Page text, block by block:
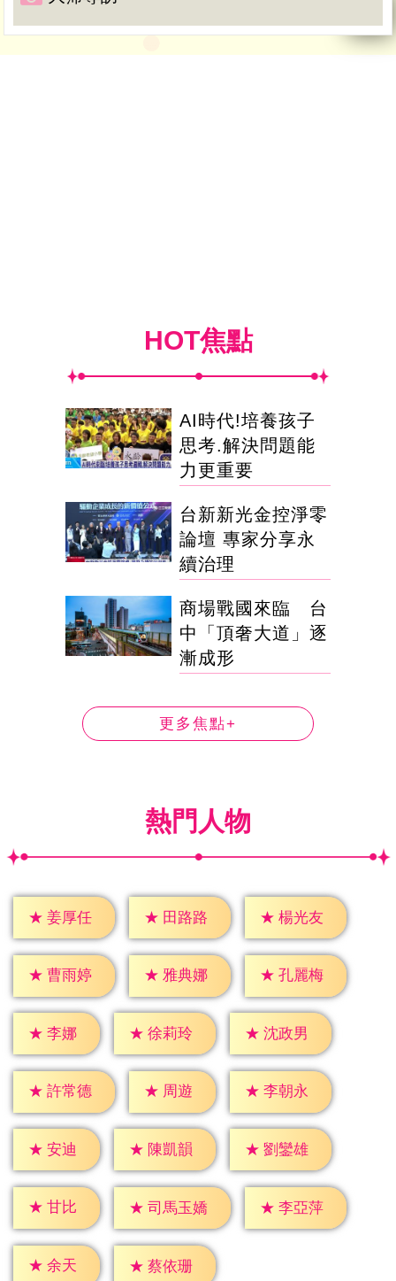
HOT焦點
AI時代!培養孩子
思考.解決問題能
力更重要
台新新光金控淨零
論壇 專家分享永
續治理
商場戰國來臨 台
中「頂奢大道」逐
漸成形
更多焦點+
熱門人物
★ 姜厚任 ★ 田路路 ★ 楊光友
★ 曹雨婷 ★ 雅典娜 ★ 孔麗梅
★ 李娜 ★ 徐莉玲 ★ 沈政男
★ 許常德 ★ 周遊 ★ 李朝永
★ 安迪 ★ 陳凱韻 ★ 劉鑾雄
★ 甘比 ★ 司馬玉嬌 ★ 李亞萍
★ 余天 ★ 蔡依珊